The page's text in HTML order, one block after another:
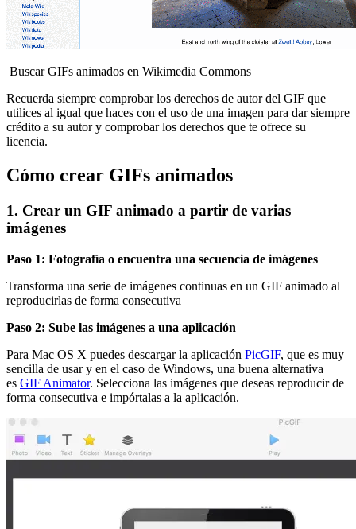
Buscar GIFs animados en Wikimedia Commons
Recuerda siempre comprobar los derechos de autor del GIF que
utilices al igual que haces con el uso de una imagen para dar siempre
crédito a su autor y comprobar los derechos que te ofrece su
licencia.
Cómo crear GIFs animados
1. Crear un GIF animado a partir de varias
imágenes
Paso 1: Fotografía o encuentra una secuencia de imágenes
Transforma una serie de imágenes continuas en un GIF animado al
reproducirlas de forma consecutiva
Paso 2: Sube las imágenes a una aplicación
Para Mac OS X puedes descargar la aplicación PicGIF, que es muy
sencilla de usar y en el caso de Windows, una buena alternativa
es GIF Animator. Selecciona las imágenes que deseas reproducir de
forma consecutiva e impórtalas a la aplicación.